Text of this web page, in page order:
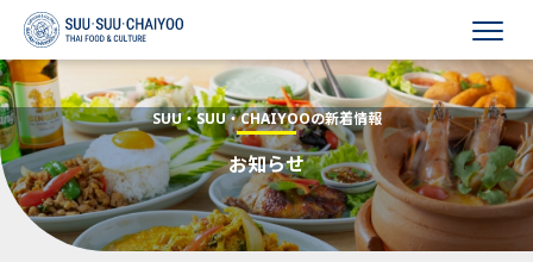
HOME
会社概要
事業内容
SUU・SUU・CHAIYOOの新着情報
お知らせ